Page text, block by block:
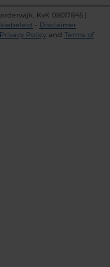
KvK 08017845 |
• Disclaimer
Privacy Policyand Terms of